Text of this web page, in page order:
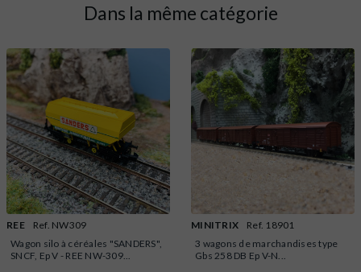
Dans la même catégorie
REE
Ref. NW309
Wagon silo à céréales "SANDERS",
SNCF, Ep V - REE NW-309...
MINITRIX
Ref. 18901
3 wagons de marchandises type
Gbs 258 DB Ep V-N...